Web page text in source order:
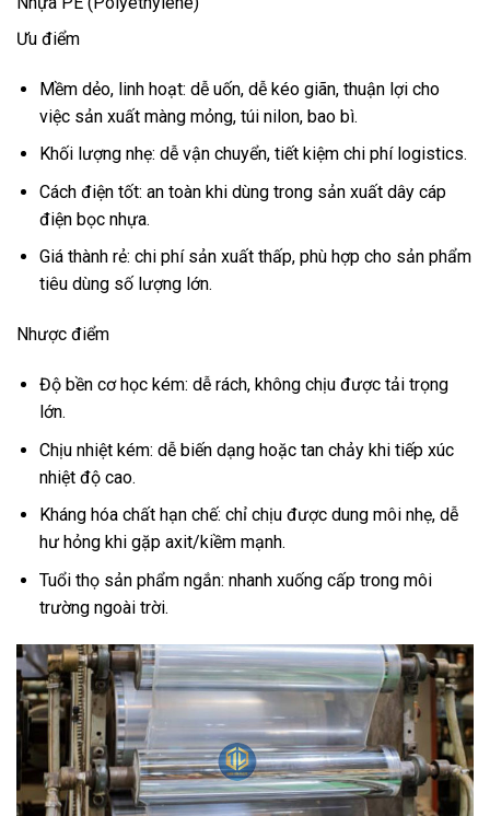
Ưu điểm
Mềm dẻo, linh hoạt: dễ uốn, dễ kéo giãn, thuận lợi cho
việc sản xuất màng mỏng, túi nilon, bao bì.
Khối lượng nhẹ: dễ vận chuyển, tiết kiệm chi phí logistics.
Cách điện tốt: an toàn khi dùng trong sản xuất dây cáp
điện bọc nhựa.
Giá thành rẻ: chi phí sản xuất thấp, phù hợp cho sản phẩm
tiêu dùng số lượng lớn.
Nhược điểm
Độ bền cơ học kém: dễ rách, không chịu được tải trọng
lớn.
Chịu nhiệt kém: dễ biến dạng hoặc tan chảy khi tiếp xúc
nhiệt độ cao.
Kháng hóa chất hạn chế: chỉ chịu được dung môi nhẹ, dễ
hư hỏng khi gặp axit/kiềm mạnh.
Tuổi thọ sản phẩm ngắn: nhanh xuống cấp trong môi
trường ngoài trời.